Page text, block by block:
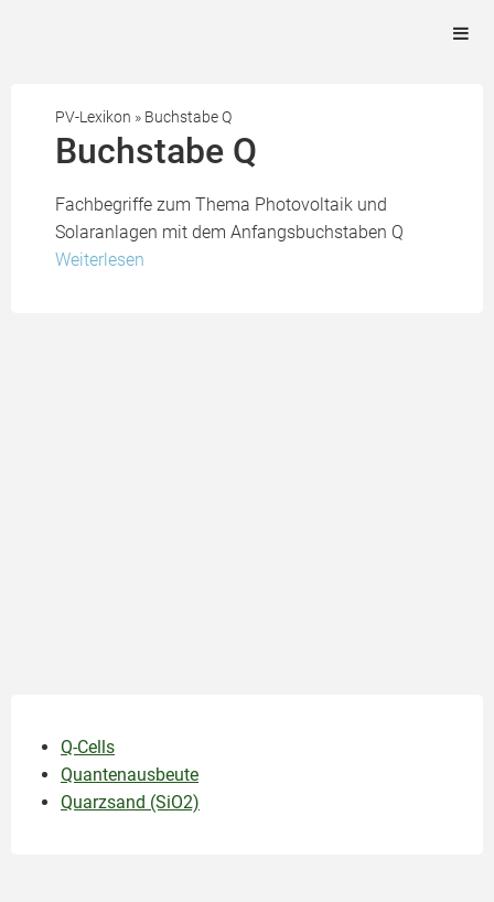
PV-Lexikon » Buchstabe Q
Buchstabe Q
Fachbegriffe zum Thema Photovoltaik und
Solaranlagen mit dem Anfangsbuchstaben Q
Weiterlesen
Q-Cells
Quantenausbeute
Quarzsand (SiO2)